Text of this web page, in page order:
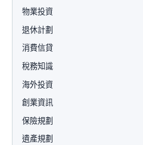
物業投資
退休計劃
消費信貸
稅務知識
海外投資
創業資訊
保險規劃
遺產規劃